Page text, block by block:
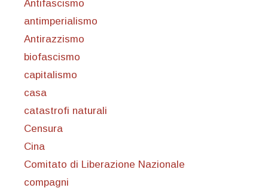
Antifascismo
antimperialismo
Antirazzismo
biofascismo
capitalismo
casa
catastrofi naturali
Censura
Cina
Comitato di Liberazione Nazionale
compagni